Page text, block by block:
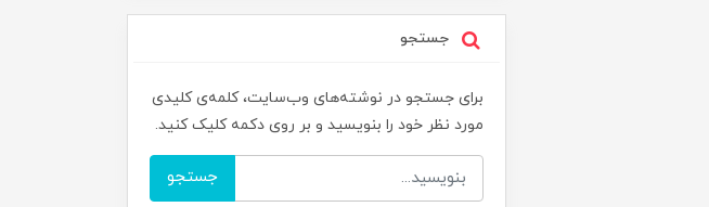
جستجو
برای جستجو در نوشته‌های وب‌سایت، کلمه‌ی کلیدی
مورد نظر خود را بنویسید و بر روی دکمه کلیک کنید.
جستجو